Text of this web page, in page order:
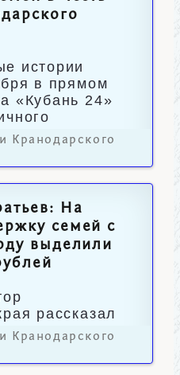
истории
в прямом
«Кубань 24»
Кранодарского
На
семей с
выделили
рассказал
Кранодарского